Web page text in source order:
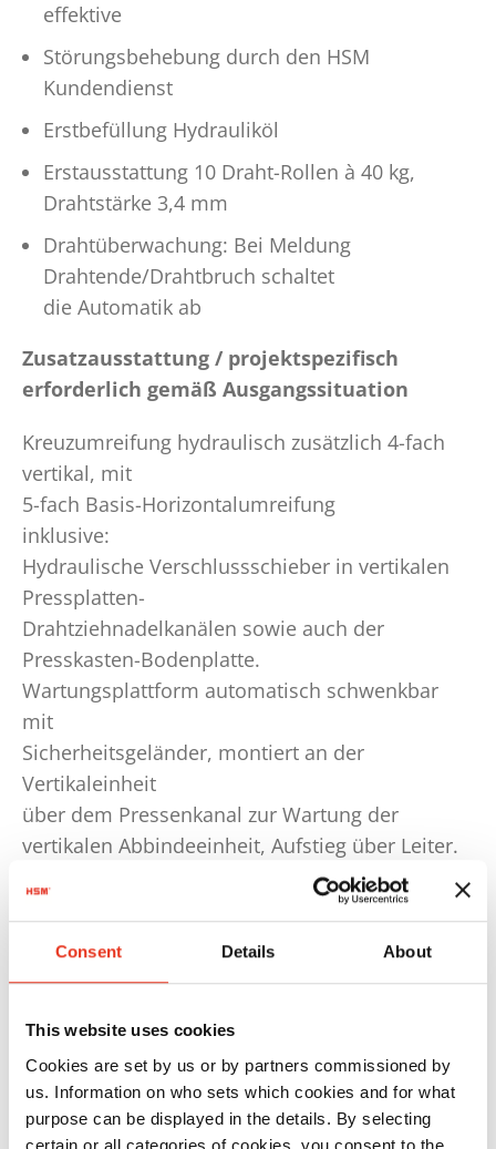
Consent Details About
This website uses cookies
Cookies are set by us or by partners commissioned by
us. Information on who sets which cookies and for what
purpose can be displayed in the details. By selecting
certain or all categories of cookies, you consent to the
effektive
Störungsbehebung durch den HSM
Kundendienst
Erstbefüllung Hydrauliköl
Erstausstattung 10 Draht-Rollen à 40 kg,
Drahtstärke 3,4 mm
Drahtüberwachung: Bei Meldung
Drahtende/Drahtbruch schaltet
die Automatik ab
Zusatzausstattung / projektspezifisch
erforderlich gemäß Ausgangssituation
Kreuzumreifung hydraulisch zusätzlich 4-fach
vertikal, mit
5-fach Basis-Horizontalumreifung
inklusive:
Hydraulische Verschlussschieber in vertikalen
Pressplatten-
Drahtziehnadelkanälen sowie auch der
Presskasten-Bodenplatte.
Wartungsplattform automatisch schwenkbar
mit
Sicherheitsgeländer, montiert an der
Vertikaleinheit
über dem Pressenkanal zur Wartung der
vertikalen Abbindeeinheit, Aufstieg über Leiter.
Abmessung gemäß Projektzeichnung, zusätzlich
Wartungsrollwagen links und rechts zur
Vertikalumreifung,
Automatische Zu- und Abschaltung der
Vertikalumreifung
Automatisches Zu- und Abschalten der
vertikalen